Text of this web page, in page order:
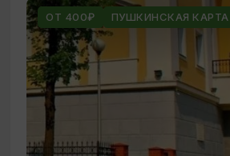
ОТ 400₽ ПУШКИНСКАЯ КАРТА